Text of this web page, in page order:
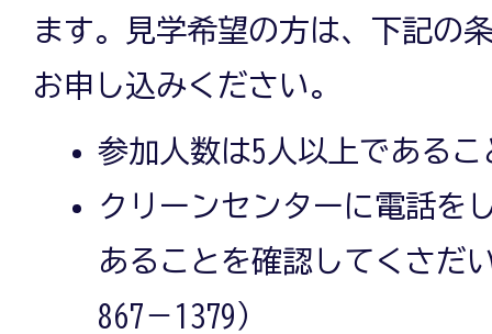
ます。見学希望の方は、下記の
お申し込みください。
参加人数は5人以上であるこ
クリーンセンターに電話を
あることを確認してくさだ
867－1379）